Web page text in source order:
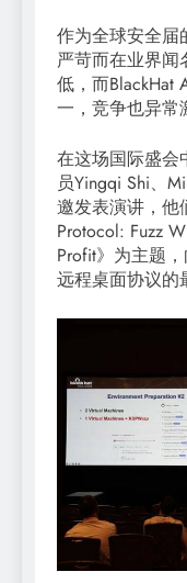
作为全球安全届
严苛而在业界
低，而BlackHat
一，竞争也异常
在这场国际盛会
员Yingqi Shi、
邀发表演讲，他
Protocol: Fuzz
Profit》为主题
远程桌面协议的